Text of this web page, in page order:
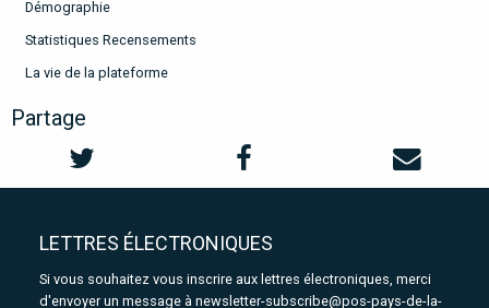
Démographie
Statistiques Recensements
La vie de la plateforme
Partage
LETTRES ÉLECTRONIQUES
Si vous souhaitez vous inscrire aux lettres électroniques, merci
d'envoyer un message à newsletter-subscribe@pos-pays-de-la-